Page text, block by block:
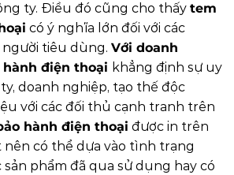
ty. Điều đó cũng cho thấy tem
có ý nghĩa lớn đối với các
tiêu dùng. Với doanh
hành điện thoại khẳng định sự uy
doanh nghiệp, tạo thế độc
với các đối thủ cạnh tranh trên
hành điện thoại được in trên
nên có thể dựa vào tình trạng
phẩm đã qua sử dụng hay có